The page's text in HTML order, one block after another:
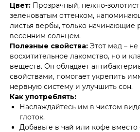
Цвет: Прозрачный, нежно-
зеленоватым оттенком,
листья вербы, только начинающие
весенним солнцем.
Полезные свойства: Этот мед – не
восхитительное лакомство, но и
веществ. Он обладает
свойствами, помогает укрепить
нервную систему и улучшить сон.
Как употреблять:
Наслаждайтесь им в чистом
глоток.
Добавьте в чай или кофе вместо